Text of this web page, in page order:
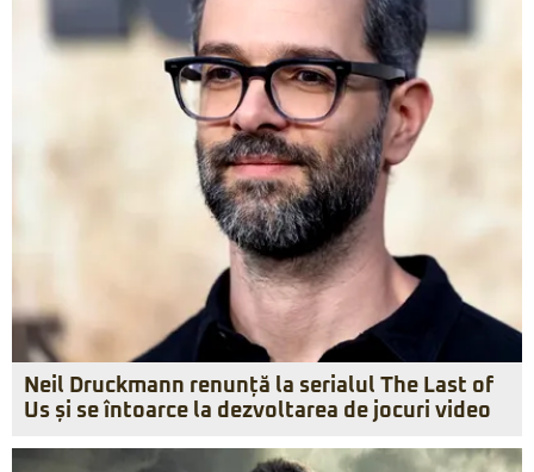
Neil Druckmann renunță la serialul The Last of
Us și se întoarce la dezvoltarea de jocuri video